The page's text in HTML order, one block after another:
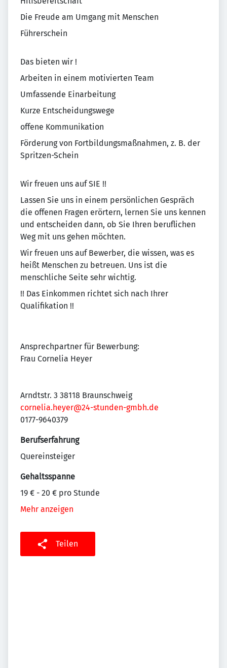
Die Freude am Umgang mit Menschen
Führerschein
Das bieten wir !
Arbeiten in einem motivierten Team
Umfassende Einarbeitung
Kurze Entscheidungswege
offene Kommunikation
Förderung von Fortbildungsmaßnahmen, z. B. der
Spritzen-Schein
Wir freuen uns auf SIE !!
Lassen Sie uns in einem persönlichen Gespräch
die offenen Fragen erörtern, lernen Sie uns kennen
und entscheiden dann, ob Sie Ihren beruflichen
Weg mit uns gehen möchten.
Wir freuen uns auf Bewerber, die wissen, was es
heißt Menschen zu betreuen. Uns ist die
menschliche Seite sehr wichtig.
!! Das Einkommen richtet sich nach Ihrer
Qualifikation !!
Ansprechpartner für Bewerbung:
Frau Cornelia Heyer
Arndtstr. 3 38118 Braunschweig
cornelia.heyer@24-stunden-gmbh.de
0177-9640379
Berufserfahrung
Quereinsteiger
Gehaltsspanne
19 € - 20 € pro Stunde
Mehr anzeigen
Teilen